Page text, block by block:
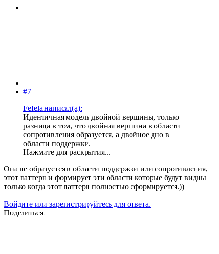
#7
Fefela написал(а):
Идентичная модель двойной вершины, только
разница в том, что двойная вершина в области
сопротивления образуется, а двойное дно в
области поддержки.
Нажмите для раскрытия...
Она не образуется в области поддержки или сопротивления,
этот паттерн и формирует эти области которые будут видны
только когда этот паттерн полностью сформируется.))
Войдите или зарегистрируйтесь для ответа.
Поделиться: